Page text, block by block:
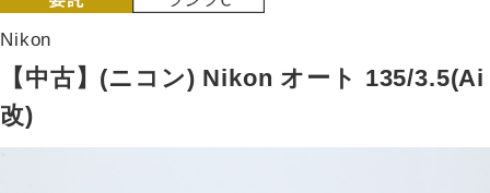
Nikon
【中古】(ニコン) Nikon オート 135/3.5(Ai
改)